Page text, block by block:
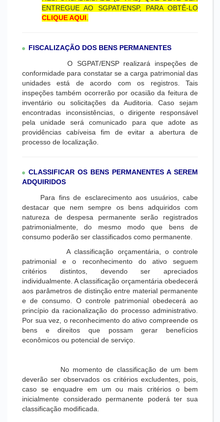
ENTREGUE AO SGPAT/ENSP, PARA OBTÊ-LO
CLIQUE AQUI
FISCALIZAÇÃO DOS BENS PERMANENTES
O SGPAT/ENSP realizará inspeções de
conformidade para constatar se a carga patrimonial das
unidades está de acordo com os registros. Tais
inspeções também ocorrerão por ocasião da feitura de
inventário ou solicitações da Auditoria. Caso sejam
encontradas inconsistências, o dirigente responsável
pela unidade será comunicado para que adote as
providências cabíveisa fim de evitar a abertura de
processo de localização.
CLASSIFICAR OS BENS PERMANENTES A SEREM
ADQUIRIDOS
Para fins de esclarecimento aos usuários, cabe
destacar que nem sempre os bens adquiridos com
natureza de despesa permanente serão registrados
patrimonialmente, do mesmo modo que bens de
consumo poderão ser classificados como permanente.
A classificação orçamentária, o controle
patrimonial e o reconhecimento do ativo seguem
critérios distintos, devendo ser apreciados
individualmente. A classificação orçamentária obedecerá
aos parâmetros de distinção entre material permanente
e de consumo. O controle patrimonial obedecerá ao
princípio da racionalização do processo administrativo.
Por sua vez, o reconhecimento do ativo compreende os
bens e direitos que possam gerar benefícios
econômicos ou potencial de serviço.
No momento de classificação de um bem
deverão ser observados os critérios excludentes, pois,
caso se enquadre em um ou mais critérios o bem
inicialmente considerado permanente poderá ter sua
classificação modificada.